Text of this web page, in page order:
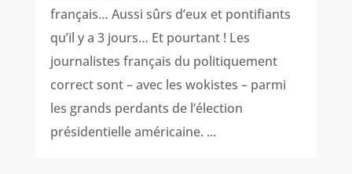
français… Aussi sûrs d’eux et pontifiants
qu’il y a 3 jours… Et pourtant ! Les
journalistes français du politiquement
correct sont – avec les wokistes – parmi
les grands perdants de l’élection
présidentielle américaine. ...